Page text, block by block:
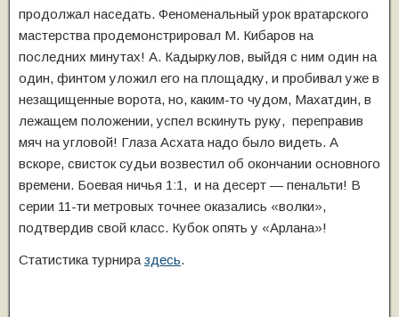
продолжал наседать. Феноменальный урок вратарского
мастерства продемонстрировал М. Кибаров на
последних минутах! А. Кадыркулов, выйдя с ним один на
один, финтом уложил его на площадку, и пробивал уже в
незащищенные ворота, но, каким-то чудом, Махатдин, в
лежащем положении, успел вскинуть руку, переправив
мяч на угловой! Глаза Асхата надо было видеть. А
вскоре, свисток судьи возвестил об окончании основного
времени. Боевая ничья 1:1, и на десерт — пенальти! В
серии 11-ти метровых точнее оказались «волки»,
подтвердив свой класс. Кубок опять у «Арлана»!
Статистика турнира здесь.